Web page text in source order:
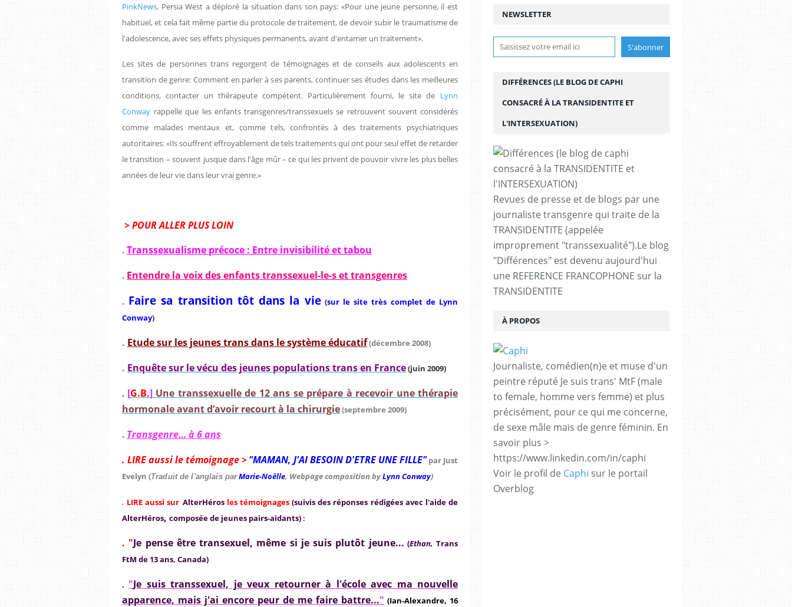
PinkNews, Persia West a déploré la situation dans son pays: «Pour une jeune personne, il est
habituel, et cela fait même partie du protocole de traitement, de devoir subir le traumatisme de
l'adolescence, avec ses effets physiques permanents, avant d'entamer un traitement».
Les sites de personnes trans regorgent de témoignages et de conseils aux adolescents en
transition de genre: Comment en parler à ses parents, continuer ses études dans les meilleures
conditions, contacter un thérapeute compétent. Particulièrement fourni, le site de Lynn
Conway rappelle que les enfants transgenres/transsexuels se retrouvent souvent considérés
comme malades mentaux et, comme tels, confrontés à des traitements psychiatriques
autoritaires: «Ils souffrent effroyablement de tels traitements qui ont pour seul effet de retarder
le transition – souvent jusque dans l'âge mûr – ce qui les privent de pouvoir vivre les plus belles
années de leur vie dans leur vrai genre.»
> POUR ALLER PLUS LOIN
.Transsexualisme précoce : Entre invisibilité et tabou
. Entendre la voix des enfants transsexuel-le-s et transgenres
. Faire sa transition tôt dans la vie(sur le site très complet de Lynn
Conway)
. Etude sur les jeunes trans dans le système éducatif(décembre 2008)
. Enquête sur le vécu des jeunes populations trans en France(juin 2009)
. [G.B.] Une transsexuelle de 12 ans se prépare à recevoir une thérapie
hormonale avant d’avoir recourt à la chirurgie(septembre 2009)
. Transgenre… à 6 ans
. LIRE aussi le témoignage >"MAMAN, J'AI BESOIN D'ETRE UNE FILLE" par Just
Evelyn (Traduit de l'anglais par Marie-Noëlle, Webpage composition byLynn Conway)
. LIRE aussi sur AlterHéros les témoignages (suivis des réponses rédigées avec l'aide de
AlterHéros, composée de jeunes pairs-aidants):
. "Je pense être transexuel, même si je suis plutôt jeune... (Ethan, Trans
FtM de 13 ans, Canada)
. "Je suis transsexuel, je veux retourner à l'école avec ma nouvelle
apparence, mais j'ai encore peur de me faire battre..." (Ian-Alexandre, 16
NEWSLETTER
DIFFÉRENCES (LE BLOG DE CAPHI
CONSACRÉ À LA TRANSIDENTITE ET
L'INTERSEXUATION)
Revues de presse et de blogs par une
journaliste transgenre qui traite de la
TRANSIDENTITE (appelée
improprement "transsexualité").Le blog
"Différences" est devenu aujourd'hui
une REFERENCE FRANCOPHONE sur la
TRANSIDENTITE
À PROPOS
Journaliste, comédien(n)e et muse d'un
peintre réputé Je suis trans' MtF (male
to female, homme vers femme) et plus
précisément, pour ce qui me concerne,
de sexe mâle mais de genre féminin. En
savoir plus >
https://www.linkedin.com/in/caphi
Voir le profil de Caphi sur le portail
Overblog